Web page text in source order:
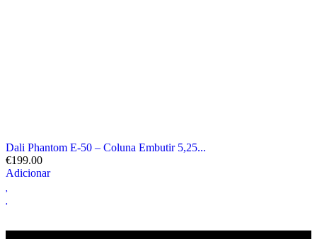
Dali Phantom E-50 – Coluna Embutir 5,25...
€199.00
Adicionar